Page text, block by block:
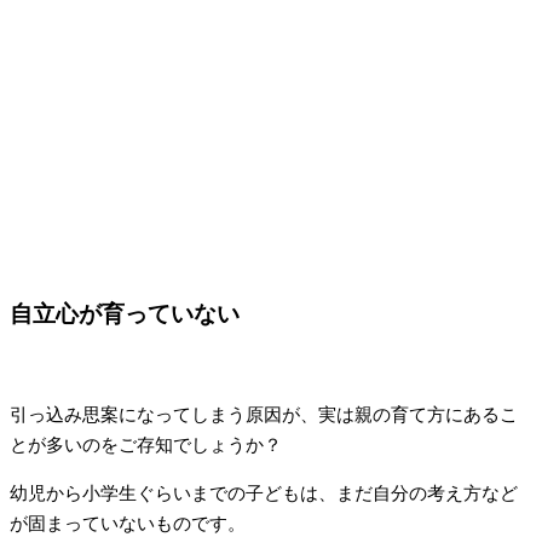
自立心が育っていない
引っ込み思案になってしまう原因が、実は親の育て方にあるこ
とが多いのをご存知でしょうか？
幼児から小学生ぐらいまでの子どもは、まだ自分の考え方など
が固まっていないものです。